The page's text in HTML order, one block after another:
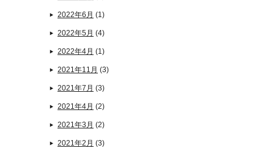
2022年6月 (1)
2022年5月 (4)
2022年4月 (1)
2021年11月 (3)
2021年7月 (3)
2021年4月 (2)
2021年3月 (2)
2021年2月 (3)